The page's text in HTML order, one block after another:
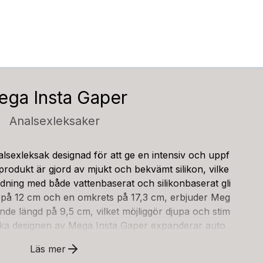
Insta Gaper
Analsexleksaker
designad för att ge en intensiv och uppf
är gjord av mjukt och bekvämt silikon, vilke
med både vattenbaserat och silikonbaserat gli
12 cm och en omkrets på 17,3 cm, erbjuder Meg
längd på 9,5 cm, vilket möjliggör djupa och stim
designen av Mega Insta Gaper expanderar auto
i sin slutna form, men expanderar till en maximal
Läs mer